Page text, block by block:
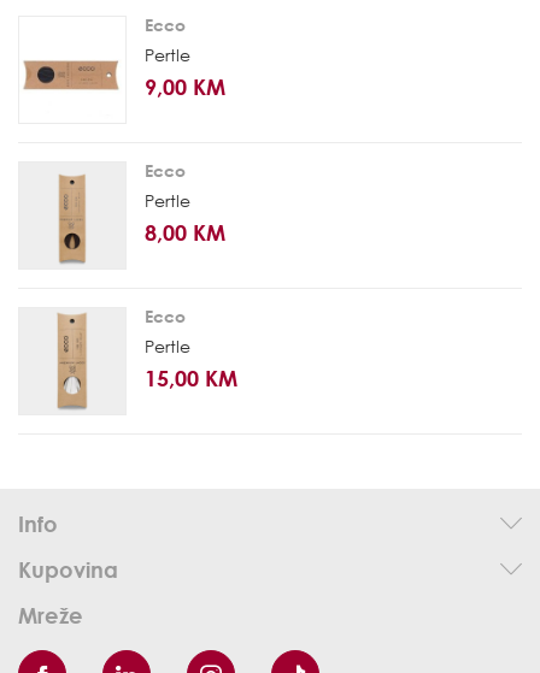
Ecco
Pertle
9,00 KM
Ecco
Pertle
8,00 KM
Ecco
Pertle
15,00 KM
Info
Kupovina
Mreže